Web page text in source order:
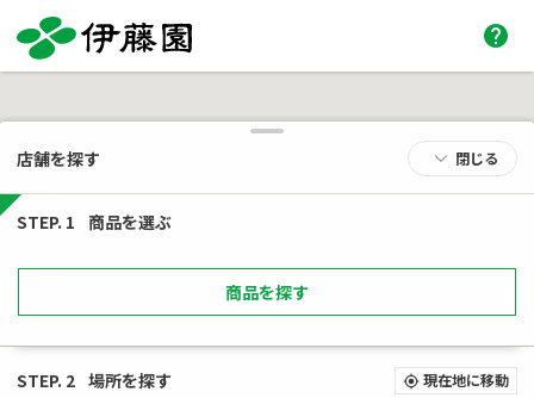
help
店舗を探す 閉じる
STEP. 1 商品を選ぶ
商品を探す
STEP. 2 場所を探す my_location 現在地に移動